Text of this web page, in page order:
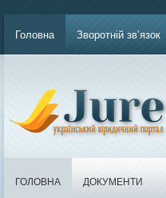
Головна Зворотній зв’язок
ГОЛОВНА ДОКУМЕНТИ